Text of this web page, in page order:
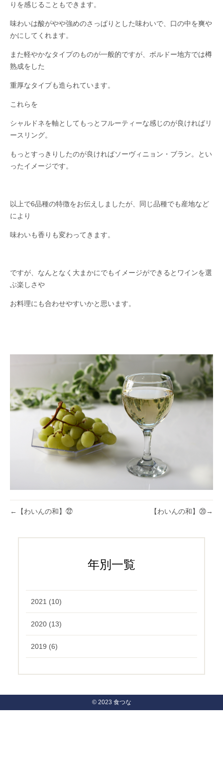
りを感じることもできます。
味わいは酸がやや強めのさっぱりとした味わいで、口の中を爽や
かにしてくれます。
また軽やかなタイプのものが一般的ですが、ボルドー地方では樽
熟成をした
重厚なタイプも造られています。
これらを
シャルドネを軸としてもっとフルーティーな感じのが良ければリ
ースリング。
もっとすっきりしたのが良ければソーヴィニョン・ブラン。とい
ったイメージです。
以上で6品種の特徴をお伝えしましたが、同じ品種でも産地など
により
味わいも香りも変わってきます。
ですが、なんとなく大まかにでもイメージができるとワインを選
ぶ楽しさや
お料理にも合わせやすいかと思います。
← 【わいんの和】㉒ →
【わいんの和】⑳
年別一覧
2021 (10)
2020 (13)
2019 (6)
© 2023 食つな